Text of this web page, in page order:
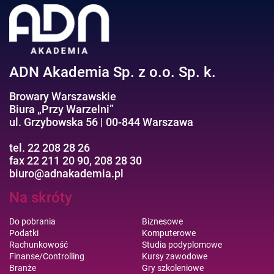
Efektywność osobista//Wellbeing
ADN Akademia Sp. z o.o. Sp. k.
Browary Warszawskie
Biura „Przy Warzelni”
ul. Grzybowska 56 | 00-844 Warszawa
tel. 22 208 28 26
fax 22 211 20 90, 208 28 30
biuro@adnakademia.pl
Na skróty
Do pobrania
Podatki
Rachunkowość
Finanse/Controlling
Branże
Biznesowe
Komputerowe
Studia podyplomowe
Kursy zawodowe
Gry szkoleniowe